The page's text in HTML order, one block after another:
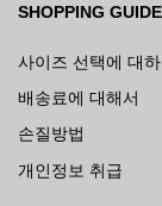
SHOPPING GUIDE
사이즈 선택에 대하
배송료에 대해서
손질방법
개인정보 취급